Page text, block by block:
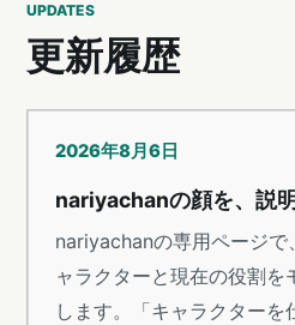
UPDATES
更新履歴
2026年8月6日
nariyachanの顔を、説
nariyachanの専用ページで
ャラクターと現在の役割を
します。「キャラクターを